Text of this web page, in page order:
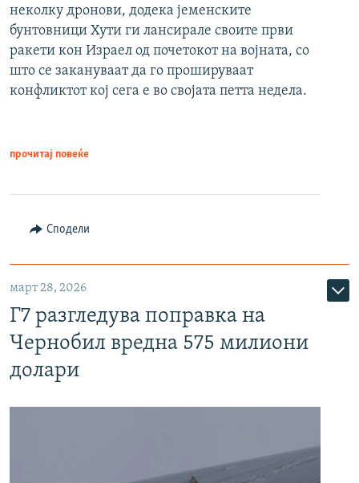
неколку дронови, додека јеменските
бунтовници Хути ги лансирале своите први
ракети кон Израел од почетокот на војната, со
што се закануваат да го прошируваат
конфликтот кој сега е во својата петта недела.
прочитај повеќе
Сподели
март 28, 2026
Г7 разгледува поправка на
Чернобил вредна 575 милиони
долари